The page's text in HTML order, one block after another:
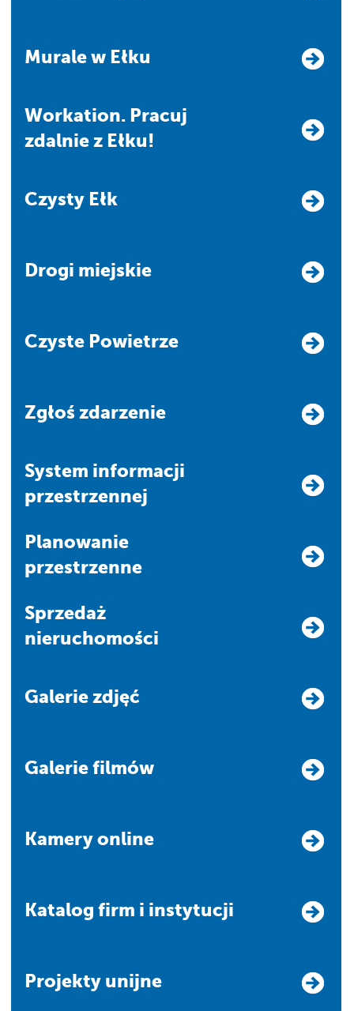
Murale w Ełku
Workation. Pracuj
zdalnie z Ełku!
Czysty Ełk
Drogi miejskie
Czyste Powietrze
Zgłoś zdarzenie
system informacji
przestrzennej
Planowanie
przestrzenne
Sprzedaż
nieruchomości
Galerie zdjęć
Galerie filmów
Kamery online
Katalog firm i instytucji
Projekty unijne